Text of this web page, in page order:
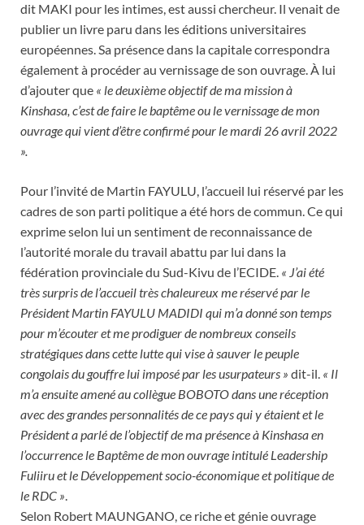
dit MAKI pour les intimes, est aussi chercheur. Il venait de
publier un livre paru dans les éditions universitaires
européennes. Sa présence dans la capitale correspondra
également à procéder au vernissage de son ouvrage. À lui
d’ajouter que « le deuxième objectif de ma mission à
Kinshasa, c’est de faire le baptême ou le vernissage de mon
ouvrage qui vient d’être confirmé pour le mardi 26 avril 2022
».
Pour l’invité de Martin FAYULU, l’accueil lui réservé par les
cadres de son parti politique a été hors de commun. Ce qui
exprime selon lui un sentiment de reconnaissance de
l’autorité morale du travail abattu par lui dans la
fédération provinciale du Sud-Kivu de l’ECIDE. « J’ai été
très surpris de l’accueil très chaleureux me réservé par le
Président Martin FAYULU MADIDI qui m’a donné son temps
pour m’écouter et me prodiguer de nombreux conseils
stratégiques dans cette lutte qui vise à sauver le peuple
congolais du gouffre lui imposé par les usurpateurs » dit-il. « Il
m’a ensuite amené au collègue BOBOTO dans une réception
avec des grandes personnalités de ce pays qui y étaient et le
Président a parlé de l’objectif de ma présence à Kinshasa en
l’occurrence le Baptême de mon ouvrage intitulé Leadership
Fuliiru et le Développement socio-économique et politique de
le RDC ».
Selon Robert MAUNGANO, ce riche et génie ouvrage